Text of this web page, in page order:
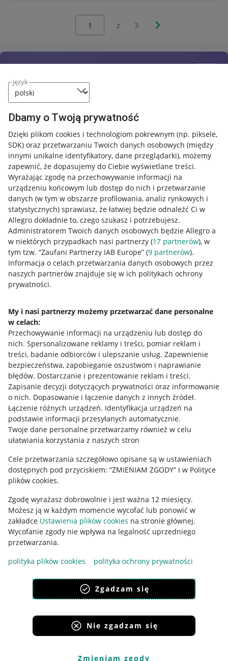
język
Dbamy o Twoją prywatność
Dzięki plikom cookies i technologiom pokrewnym (np. piksele,
SDK) oraz przetwarzaniu Twoich danych osobowych (między
innymi unikalne identyfikatory, dane przeglądarki), możemy
zapewnić, że dopasujemy do Ciebie wyświetlane treści.
Wyrażając zgodę na przechowywanie informacji na
urządzeniu końcowym lub dostęp do nich i przetwarzanie
danych (w tym w obszarze profilowania, analiz rynkowych i
statystycznych) sprawiasz, że łatwiej będzie odnaleźć Ci w
Allegro dokładnie to, czego szukasz i potrzebujesz.
Administratorem Twoich danych osobowych będzie Allegro a
w niektórych przypadkach nasi partnerzy (17 partnerów), w
tym tzw. “Zaufani Partnerzy IAB Europe” (9 partnerów).
Informacja o celach przetwarzania danych osobowych przez
naszych partnerów znajduje się w ich politykach ochrony
prywatności.
My i nasi partnerzy możemy przetwarzać dane personalne
w celach:
Przechowywanie informacji na urządzeniu lub dostęp do
nich. Spersonalizowane reklamy i treści, pomiar reklam i
treści, badanie odbiorców i ulepszanie usług. Zapewnienie
bezpieczeństwa, zapobieganie oszustwom i naprawianie
błędów. Dostarczanie i prezentowanie reklam i treści.
Zapisanie decyzji dotyczących prywatności oraz informowanie
o nich. Dopasowanie i łączenie danych z innych źródeł.
Łączenie różnych urządzeń. Identyfikacja urządzeń na
podstawie informacji przesyłanych automatycznie.
Twoje dane personalne przetwarzamy również w celu
ułatwiania korzystania z naszych stron
Cele przetwarzania szczegółowo opisane są w ustawieniach
dostępnych pod przyciskiem: “ZMIENIAM ZGODY” i w Polityce
plików cookies.
Zgodę wyrażasz dobrowolnie i jest ważna 12 miesięcy.
Możesz ją w każdym momencie wycofać lub ponowić w
zakładce Ustawienia plików cookies na stronie głównej.
Wycofanie zgody nie wpływa na legalność uprzedniego
przetwarzania.
polityka plików cookies
polityka ochrony prywatności
Zgadzam się
Nie zgadzam się
Zmieniam zgody
z 3 Następna strona
Przydatne informacje
Jak to działa
Allegro Gadane dla sprzedających
Allegro Gadane dla kupujących
Mapa miejscowości
Informacje prawne
Regulamin
Polityka plików "cookies"
Ustawienia plików "cookies"
Udostępnianie lokalizacji
Informacje dla Aktu o Usługach Cyfrowych
Pobierz aplikację
Korzystanie z serwisu oznacza akceptacjęregulaminu